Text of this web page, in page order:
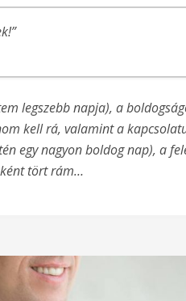
legszebb napja), a
kell rá, valamint a
egy nagyon boldog nap), a
tört rám…